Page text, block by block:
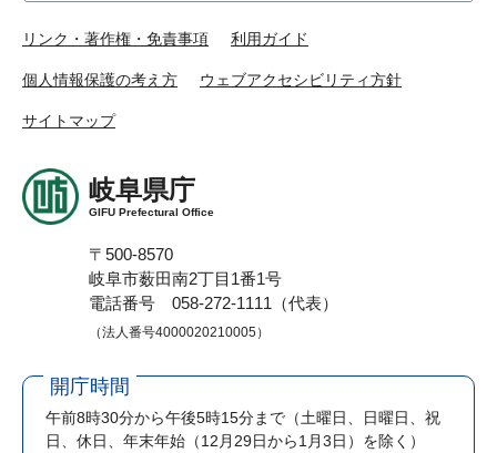
リンク・著作権・免責事項 利用ガイド
個人情報保護の考え方 ウェブアクセシビリティ方針
サイトマップ
岐阜県庁
GIFU Prefectural Office
〒500-8570
岐阜市薮田南2丁目1番1号
電話番号 058-272-1111（代表）
（法人番号4000020210005）
開庁時間
午前8時30分から午後5時15分まで （土曜日、日曜日、祝
日、休日、年末年始（12月29日から1月3日）を除く）